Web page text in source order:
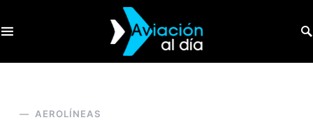
AEROLÍNEAS